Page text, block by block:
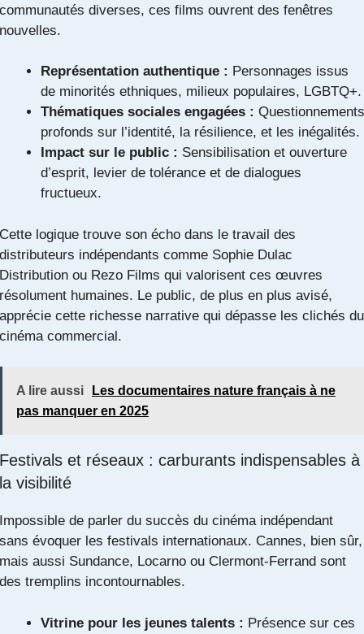
communautés diverses, ces films ouvrent des fenêtres
nouvelles.
Représentation authentique : Personnages issus
de minorités ethniques, milieux populaires, LGBTQ+.
Thématiques sociales engagées : Questionnements
profonds sur l’identité, la résilience, et les inégalités.
Impact sur le public : Sensibilisation et ouverture
d’esprit, levier de tolérance et de dialogues
fructueux.
Cette logique trouve son écho dans le travail des
distributeurs indépendants comme Sophie Dulac
Distribution ou Rezo Films qui valorisent ces œuvres
résolument humaines. Le public, de plus en plus avisé,
apprécie cette richesse narrative qui dépasse les clichés du
cinéma commercial.
A lire aussi
Les documentaires nature français à ne
pas manquer en 2025
Festivals et réseaux : carburants indispensables à
la visibilité
Impossible de parler du succès du cinéma indépendant
sans évoquer les festivals internationaux. Cannes, bien sûr,
mais aussi Sundance, Locarno ou Clermont-Ferrand sont
des tremplins incontournables.
Vitrine pour les jeunes talents : Présence sur ces